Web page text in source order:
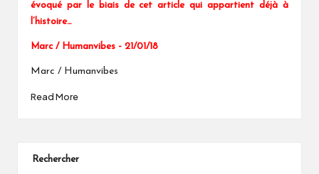
évoqué par le biais de cet article qui appartient déjà à
l’histoire…
Marc / Humanvibes - 21/01/18
Marc / Humanvibes
Read More
Rechercher